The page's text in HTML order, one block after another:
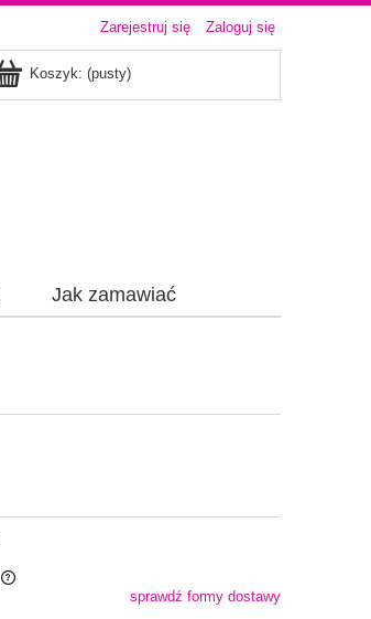
Zarejestruj się Zaloguj się
Koszyk: (pusty)
Jak zamawiać
sprawdź formy dostawy